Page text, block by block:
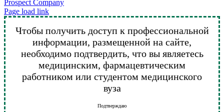
Prospect Company
Vk
Telegram
YouTube
Email
Page load link
Чтобы получить доступ к профессиональной
информации, размещенной на сайте,
необходимо подтвердить, что вы являетесь
медицинским, фармацевтическим
работником или студентом медицинского
вуза
Подтверждаю